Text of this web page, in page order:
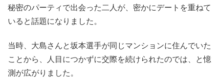
秘密のパーティで出会った二人が、密かにデートを重ねて
いると話題になりました。
当時、大島さんと坂本選手が同じマンションに住んでいた
ことから、人目につかずに交際を続けられたのでは、と憶
測が広がりました。